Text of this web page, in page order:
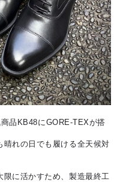
品KB48にGORE-TEXが搭
晴れの日でも履ける全天候対
に活かすため、製造最終工